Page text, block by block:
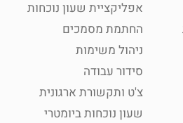
אפליקציית שעון נוכחות
החתמת מסמכים
ניהול משימות
סידור עבודה
צ'ט ותקשורת ארגונית
שעון נוכחות ביומטרי